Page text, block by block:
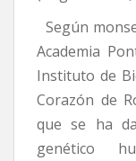
Según
Academia
Instituto de
Corazón de
que se ha
genético